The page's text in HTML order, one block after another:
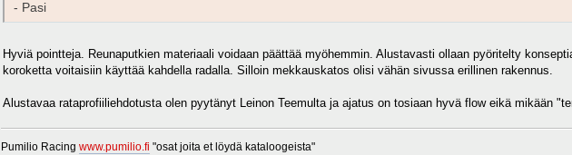
- Pasi
Hyviä pointteja. Reunaputkien materiaali voidaan päättää myöhemmin. Alustavasti ollaan pyöritelty
koroketta voitaisiin käyttää kahdella radalla. Silloin mekkauskatos olisi vähän sivussa erillinen rakennus.
Alustavaa rataprofiiliehdotusta olen pyytänyt Leinon Teemulta ja ajatus on tosiaan hyvä flow eikä mikään
Pumilio Racing www.pumilio.fi "osat joita et löydä kataloogeista"